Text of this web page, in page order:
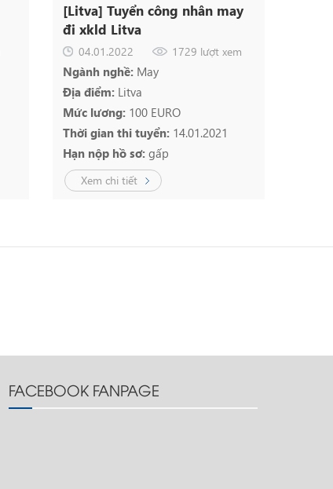
[Litva] Tuyển công nhân may
đi xkld Litva
04.01.2022 1729 lượt xem
Ngành nghề: May
Địa điểm: Litva
Mức lương: 100 EURO
Thời gian thi tuyển: 14.01.2021
Hạn nộp hồ sơ: gấp
Xem chi tiết
FACEBOOK FANPAGE